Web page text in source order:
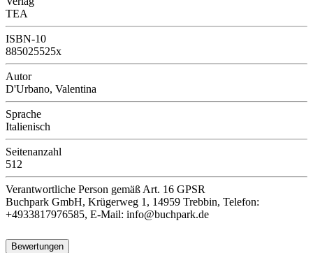
TEA
ISBN-10
885025525x
Autor
D'Urbano, Valentina
Sprache
Italienisch
Seitenanzahl
512
Verantwortliche Person gemäß Art. 16 GPSR
Buchpark GmbH, Krügerweg 1, 14959 Trebbin, Telefon:
+4933817976585, E-Mail: info@buchpark.de
Bewertungen